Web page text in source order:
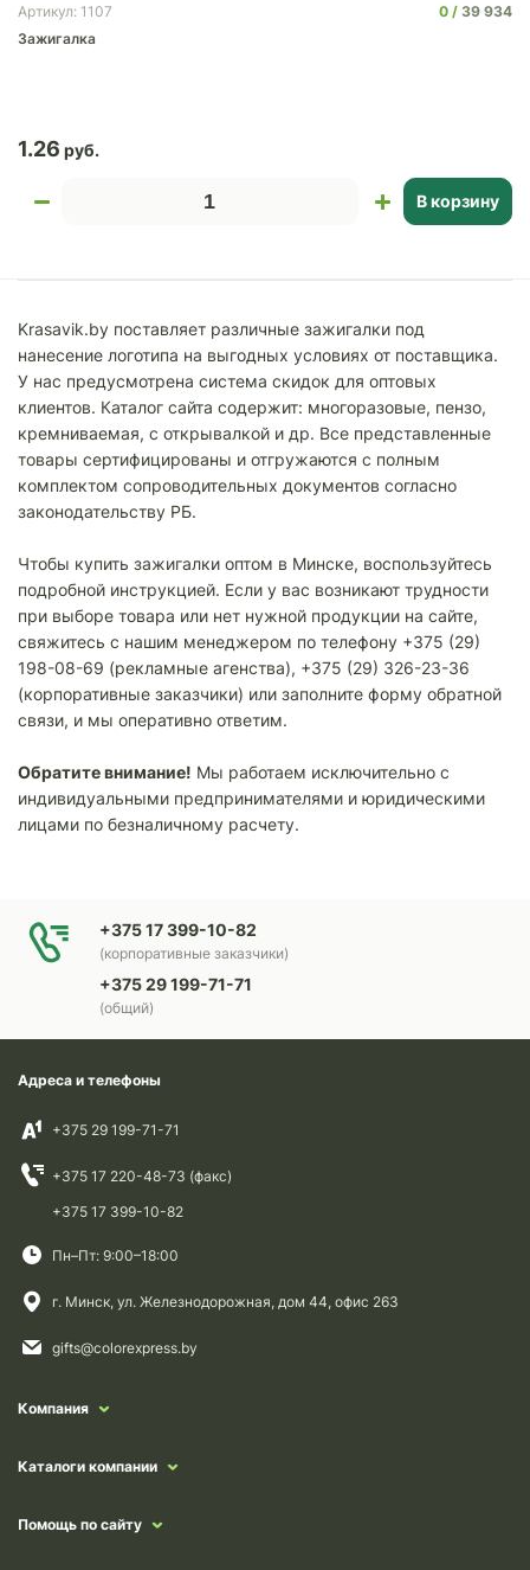
Артикул: 1107 0
39 934
Зажигалка
1.26
В корзину
Krasavik.by поставляет различные зажигалки под
нанесение логотипа на выгодных условиях от поставщика.
У нас предусмотрена система скидок для оптовых
клиентов. Каталог сайта содержит: многоразовые, пензо,
кремниваемая, с открывалкой и др. Все представленные
товары сертифицированы и отгружаются с полным
комплектом сопроводительных документов согласно
законодательству РБ.
Чтобы купить зажигалки оптом в Минске, воспользуйтесь
подробной инструкцией. Если у вас возникают трудности
при выборе товара или нет нужной продукции на сайте,
свяжитесь с нашим менеджером по телефону +375 (29)
198-08-69 (рекламные агенства), +375 (29) 326-23-36
(корпоративные заказчики) или заполните форму обратной
связи, и мы оперативно ответим.
Обратите внимание! Мы работаем исключительно с
индивидуальными предпринимателями и юридическими
лицами по безналичному расчету.
+375 17 399-10-82
(корпоративные заказчики)
+375 29 199-71-71
(общий)
Адреса и телефоны
+375 29 199-71-71
+375 17 220-48-73 (факс)
+375 17 399-10-82
Пн–Пт: 9:00–18:00
г. Минск, ул. Железнодорожная, дом 44, офис 263
gifts@colorexpress.by
Компания
Каталоги компании
Помощь по сайту